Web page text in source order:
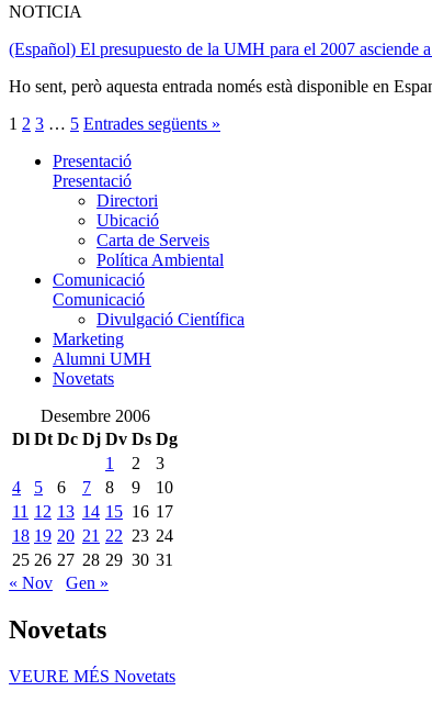
NOTICIA
(Español) El presupuesto de la UMH para el 2007 asciende
Ho sent, però aquesta entrada només està disponible en
1 2 3 … 5 Entrades següents »
Presentació
Presentació
Directori
Ubicació
Carta de Serveis
Política Ambiental
Comunicació
Comunicació
Divulgació Científica
Marketing
Alumni UMH
Novetats
Desembre 2006
Dl Dt Dc Dj Dv Ds Dg
1
2
3
4
5 6 7 8 9
10
11 12 13 14 15 16 17
18 19 20 21 22 23 24
25 26 27 28 29 30 31
« Nov
Gen »
Novetats
VEURE MÉS Novetats